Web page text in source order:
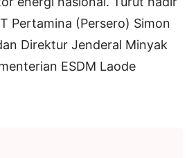
Pertamina (Persero) Simon
Direktur Jenderal Minyak
ESDM Laode